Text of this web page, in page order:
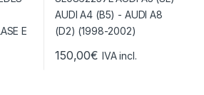
150,00€ IVA incl.